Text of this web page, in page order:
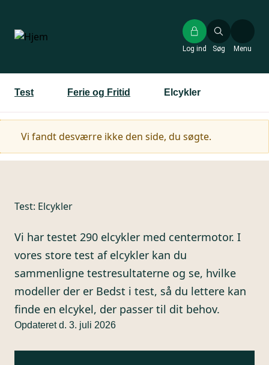
hovedindhold
Søg
Log ind Menu
Test Ferie og Fritid Elcykler
Advarselsmeddelelse
Vi fandt desværre ikke den side, du søgte.
Test: Elcykler
Vi har testet 290 elcykler med centermotor. I
vores store test af elcykler kan du
sammenligne testresultaterne og se, hvilke
modeller der er Bedst i test, så du lettere kan
finde en elcykel, der passer til dit behov.
Opdateret d. 3. juli 2026